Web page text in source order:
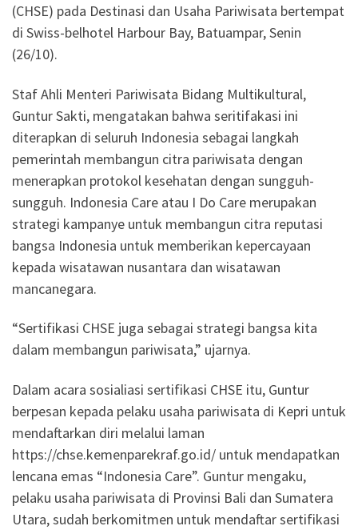
(CHSE) pada Destinasi dan Usaha Pariwisata bertempat
di Swiss-belhotel Harbour Bay, Batuampar, Senin
(26/10).
Staf Ahli Menteri Pariwisata Bidang Multikultural,
Guntur Sakti, mengatakan bahwa seritifakasi ini
diterapkan di seluruh Indonesia sebagai langkah
pemerintah membangun citra pariwisata dengan
menerapkan protokol kesehatan dengan sungguh-
sungguh. Indonesia Care atau I Do Care merupakan
strategi kampanye untuk membangun citra reputasi
bangsa Indonesia untuk memberikan kepercayaan
kepada wisatawan nusantara dan wisatawan
mancanegara.
“Sertifikasi CHSE juga sebagai strategi bangsa kita
dalam membangun pariwisata,” ujarnya.
Dalam acara sosialiasi sertifikasi CHSE itu, Guntur
berpesan kepada pelaku usaha pariwisata di Kepri untuk
mendaftarkan diri melalui laman
https://chse.kemenparekraf.go.id/ untuk mendapatkan
lencana emas “Indonesia Care”. Guntur mengaku,
pelaku usaha pariwisata di Provinsi Bali dan Sumatera
Utara, sudah berkomitmen untuk mendaftar sertifikasi